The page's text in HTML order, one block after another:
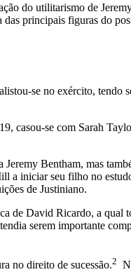
do utilitarismo de
principais figuras do
se no exército,
casou-se com Sarah
Bentham, mas
a iniciar seu filho no
de Justiniano.
de David Ricardo, a
serem importante
no direito de sucessão.2